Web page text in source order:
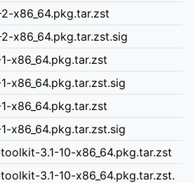
x86_64.pkg.tar.zst
x86_64.pkg.tar.zst.sig
x86_64.pkg.tar.zst
x86_64.pkg.tar.zst.sig
x86_64.pkg.tar.zst
x86_64.pkg.tar.zst.sig
3.1-10-x86_64.pkg.tar.zst
3.1-10-x86_64.pkg.tar.zst.